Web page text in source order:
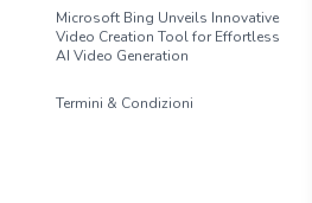
Microsoft Bing Unveils Innovative
Video Creation Tool for Effortless
AI Video Generation
Termini & Condizioni